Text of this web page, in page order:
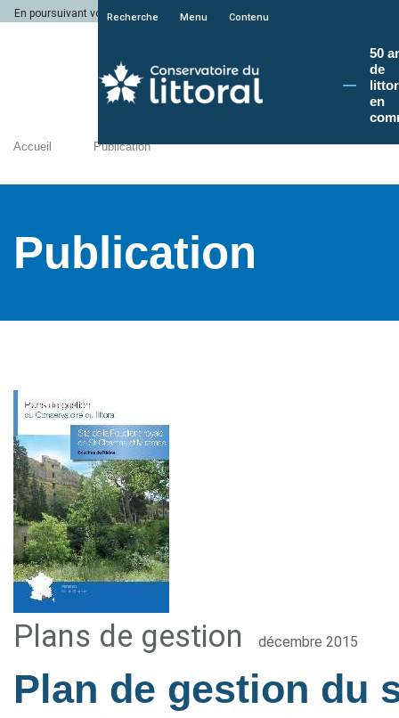
En poursuivant votre navigation sur le site du Conservatoire du littoral, vous
Recherche Menu Contenu
50
de
en
Accueil Publication
Publication
Plans de gestion décembre 2015
Plan de gestion du